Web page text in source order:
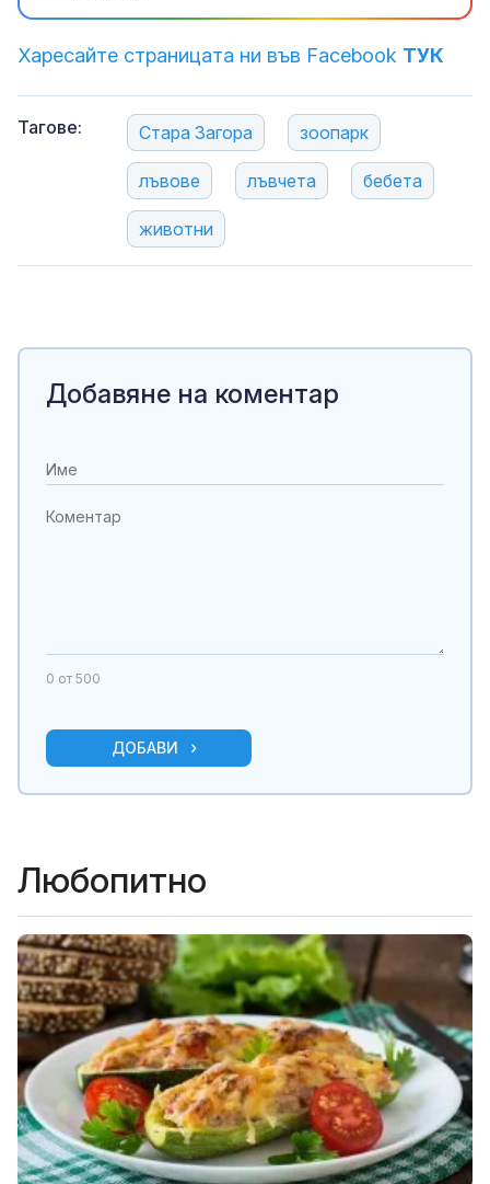
Харесайте страницата ни във Facebook ТУК
Тагове: Стара Загора зоопарк
лъвове лъвчета бебета
животни
Добавяне на коментар
0 от 500
ДОБАВИ
Любопитно